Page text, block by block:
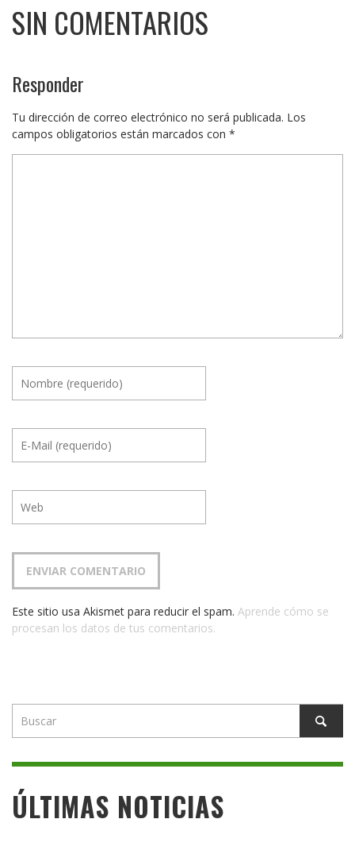
SIN COMENTARIOS
Responder
Tu dirección de correo electrónico no será publicada. Los
campos obligatorios están marcados con *
Este sitio usa Akismet para reducir el spam. Aprende cómo se
procesan los datos de tus comentarios.
ÚLTIMAS NOTICIAS